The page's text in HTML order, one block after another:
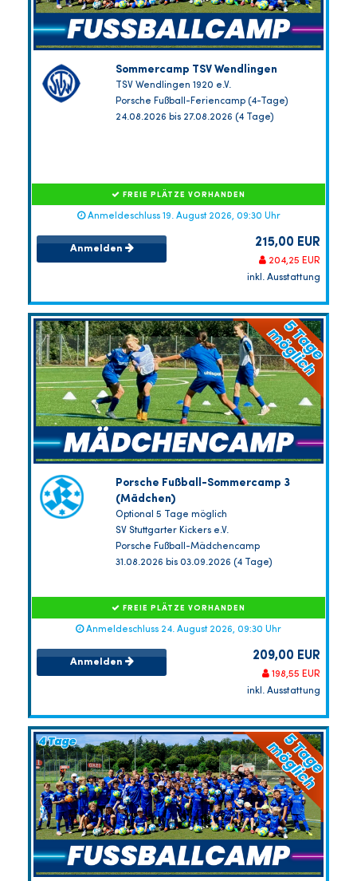
Sommercamp TSV Wendlingen
TSV Wendlingen 1920 e.V.
Porsche Fußball-Feriencamp (4-Tage)
24.08.2026 bis 27.08.2026 (4 Tage)
FREIE PLÄTZE VORHANDEN
Anmeldeschluss 19. August 2026, 09:30 Uhr
Anmelden 215,00 EUR
204,25 EUR
inkl. Ausstattung
Porsche Fußball-Sommercamp 3
(Mädchen)
Optional 5 Tage möglich
SV Stuttgarter Kickers e.V.
Porsche Fußball-Mädchencamp
31.08.2026 bis 03.09.2026 (4 Tage)
FREIE PLÄTZE VORHANDEN
Anmeldeschluss 24. August 2026, 09:30 Uhr
Anmelden 209,00 EUR
198,55 EUR
inkl. Ausstattung